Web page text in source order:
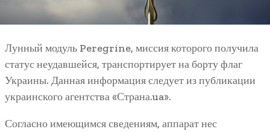
Лунный модуль Peregrine, миссия которого получила
статус неудавшейся, транспортирует на борту флаг
Украины. Данная информация следует из публикации
украинского агентства «Страна.ua».
Согласно имеющимся сведениям, аппарат нес